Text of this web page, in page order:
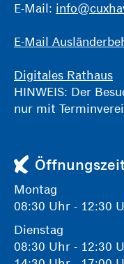
E-Mail:
E-Mail
Digitales Rathaus
HINWEIS: Der
nur mit
Montag
08:30 Uhr - 12:30
Dienstag
08:30 Uhr - 12:30